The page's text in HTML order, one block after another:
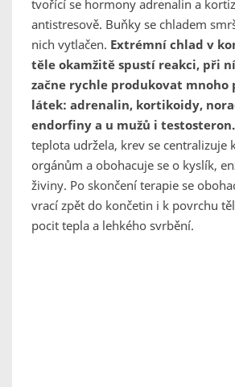
tvořící se hormony adrenalin a
antistresově. Buňky se chladem
nich vytlačen. Extrémní chlad v
těle okamžitě spustí reakci, při
začne rychle produkovat mnoho
látek: adrenalin, kortikoidy,
endorfiny a u mužů i testosteron.
teplota udržela, krev se centralizuje
orgánům a obohacuje se o kyslík,
živiny. Po skončení terapie se
vrací zpět do končetin i k povrchu
pocit tepla a lehkého svrbění.